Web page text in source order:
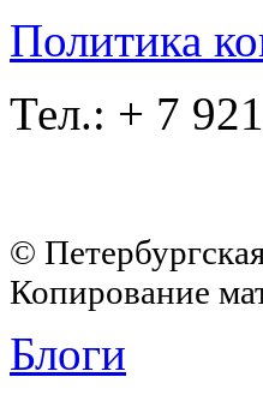
Политика
Тел.: + 7
©
Копирование
Блоги